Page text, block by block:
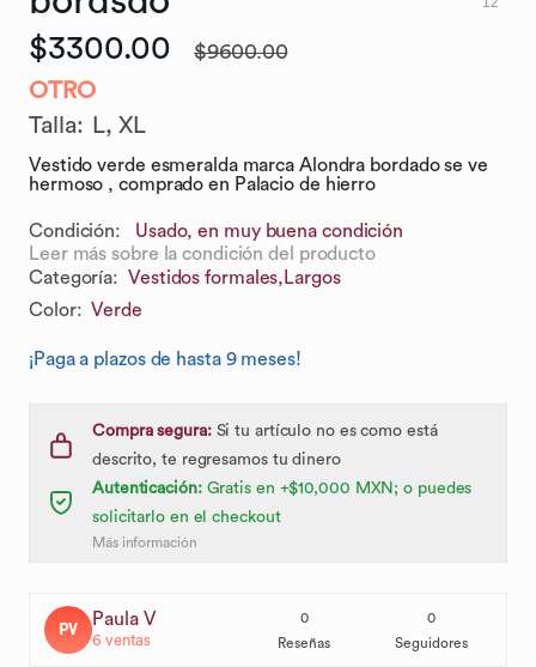
$3300.00 $9600.00
OTRO
Talla: L,XL
Vestido verde esmeralda marca Alondra bordado se ve
hermoso , comprado en Palacio de hierro
Condición:
Usado, en muy buena condición
Leer más sobre la condición del producto
Categoría: Vestidos formales, Largos
Color: Verde
¡Paga a plazos de hasta 9 meses!
Compra segura:Si tu artículo no es como está
descrito, te regresamos tu dinero
Autenticación:Gratis en +$10,000 MXN; o puedes
solicitarlo en el checkout
Más información
PV Paula V
6 ventas
0
Reseñas
0
Seguidores